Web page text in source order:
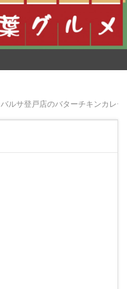
ルサ登戸店のバターチキンカレー